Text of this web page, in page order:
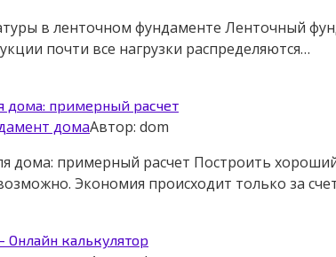
в ленточном фундаменте Ленточный
почти все нагрузки распределяются…
дома: примерный расчет
домаАвтор: dom
дома: примерный расчет Построить
Экономия происходит только за
Онлайн калькулятор